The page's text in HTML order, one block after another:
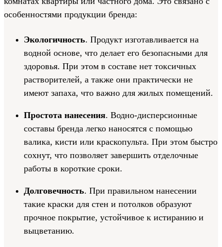
особенностями продукции бренда:
Экологичность. Продукт изготавливается на
водной основе, что делает его безопасными для
здоровья. При этом в составе нет токсичных
растворителей, а также они практически не
имеют запаха, что важно для жилых помещений.
Простота нанесения. Водно-дисперсионные
составы бренда легко наносятся с помощью
валика, кисти или краскопульта. При этом быстро
сохнут, что позволяет завершить отделочные
работы в короткие сроки.
Долговечность. При правильном нанесении
такие краски для стен и потолков образуют
прочное покрытие, устойчивое к истиранию и
выцветанию.